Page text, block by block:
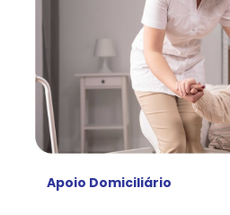
Apoio Domiciliário